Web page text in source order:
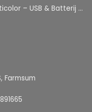
– Kinderkamer & Slaapkamer – 25,2 x 23 cm
Farmsum